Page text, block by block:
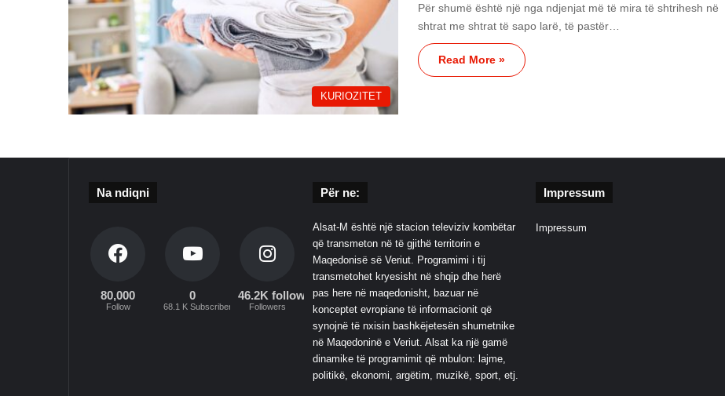
KURIOZITET
Për shumë është një nga ndjenjat më të mira të shtrihesh në
shtrat me shtrat të sapo larë, të pastër…
Read More »
Na ndiqni
80,000
Follow
0
68.1 K Subscribers
46.2K followers
Followers
Për ne:
Alsat-M është një stacion televiziv kombëtar
që transmeton në të gjithë territorin e
Maqedonisë së Veriut. Programimi i tij
transmetohet kryesisht në shqip dhe herë
pas here në maqedonisht, bazuar në
konceptet evropiane të informacionit që
synojnë të nxisin bashkëjetesën shumetnike
në Maqedoninë e Veriut. Alsat ka një gamë
dinamike të programimit që mbulon: lajme,
politikë, ekonomi, argëtim, muzikë, sport, etj.
Impressum
Impressum